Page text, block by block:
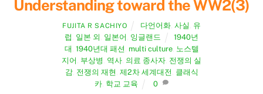
Understanding toward the WW2(3)
FUJITA R SACHIYO 다언어화, 사실 유
럽 일본 외 일본어 잉글랜드
1940년
대 1940년대 패션 multi culture, 노스텔
지어 부상병 역사 의료 종사자 전쟁의 실
감, 전쟁의 재현 제2차 세계대전 클래식
카 학교 교육 0